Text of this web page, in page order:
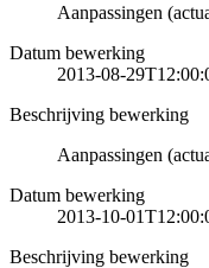
Aanpassingen
Datum bewerking
2013-08-
Beschrijving bewerking
Aanpassingen
Datum bewerking
2013-10-
Beschrijving bewerking